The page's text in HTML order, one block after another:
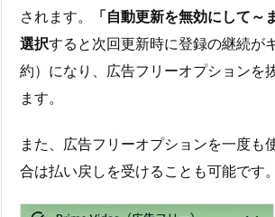
されます。
「自動更新を無効にして～
選択すると次回更新時に登録の継続が
約）になり、広告フリーオプションを
ます。
また、広告フリーオプションを一度も
合は払い戻しを受けることも可能です。